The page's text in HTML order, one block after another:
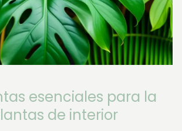
esenciales para la
de interior